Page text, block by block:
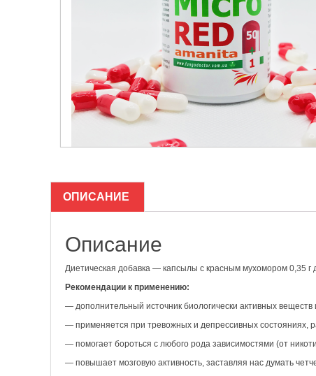
ОПИСАНИЕ
Описание
Диетическая добавка — капсылы с красным мухомором 0,35 г
Рекомендации к применению:
— дополнительный источник биологически активных
— применяется при тревожных и депрессивных состояниях,
— помогает бороться с любого рода зависимостями (от
— повышает мозговую активность, заставляя нас думать